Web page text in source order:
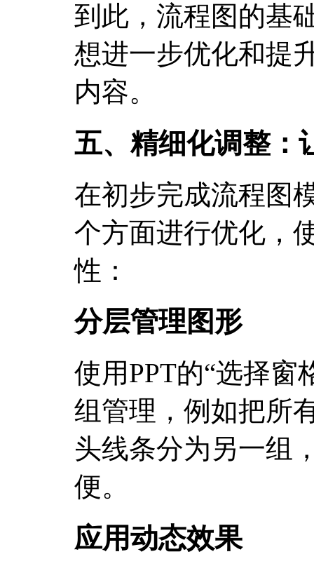
到此，流程图的基
想进一步优化和提
内容。
五、精细化调整：
在初步完成流程图
个方面进行优化，
性：
分层管理图形
使用PPT的“选择窗
组管理，例如把所
头线条分为另一组
便。
应用动态效果